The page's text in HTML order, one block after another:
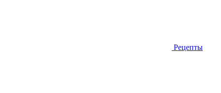
Рецепты